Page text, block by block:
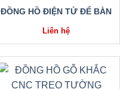
ĐỒNG HỒ ĐIỆN TỬ ĐỂ BÀN
Liên hệ